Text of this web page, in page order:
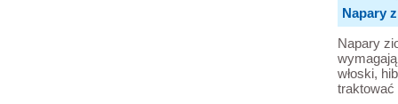
Napary
Napary
włoski,
traktować